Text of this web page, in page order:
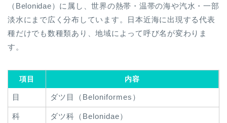
（Belonidae）に属し、世界の熱帯・温帯の海や汽水・一部
淡水にまで広く分布しています。日本近海に出現する代表
種だけでも数種類あり、地域によって呼び名が変わりま
す。
項目 内容
目 ダツ目（Beloniformes）
科 ダツ科（Belonidae）